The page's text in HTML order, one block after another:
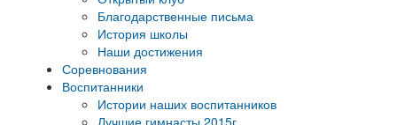
Благодарственные письма
История школы
Наши достижения
Соревнования
Воспитанники
Истории наших воспитанников
Лучшие гимнасты 2015г